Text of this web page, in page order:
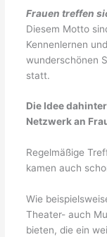
Frauen treffen
Diesem Motto
Kennenlernen
wunderschönen
statt.
Die Idee
Netzwerk an
Regelmäßige
kamen auch
Wie
Theater- auch
bieten, die ein